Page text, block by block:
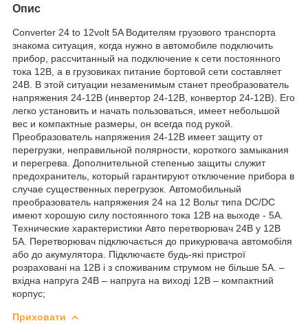
Опис
Converter 24 to 12volt 5A Водителям грузового транспорта
знакома ситуация, когда нужно в автомобиле подключить
прибор, рассчитанный на подключение к сети постоянного
тока 12В, а в грузовиках питание бортовой сети составляет
24В. В этой ситуации незаменимым станет преобразователь
напряжения 24-12В (инвертор 24-12В, конвертор 24-12В). Его
легко установить и начать пользоваться, имеет небольшой
вес и компактные размеры, он всегда под рукой.
Преобразователь напряжения 24-12В имеет защиту от
перегрузки, неправильной полярности, короткого замыкания
и перегрева. Дополнительной степенью защиты служит
предохранитель, который гарантируют отключение прибора в
случае существенных перегрузок. Автомобильный
преобразователь напряжения 24 на 12 Вольт типа DC/DC
имеют хорошую силу постоянного тока 12В на выходе - 5А.
Технические характеристики Авто перетворювач 24В у 12В
5А. Перетворювач підключається до прикурювача автомобіля
або до акумулятора. Підключаєте будь-які пристрої
розраховані на 12В і з споживаним струмом не більше 5А. –
вхідна напруга 24В – напруга на виході 12В – компактний
корпус;
Приховати